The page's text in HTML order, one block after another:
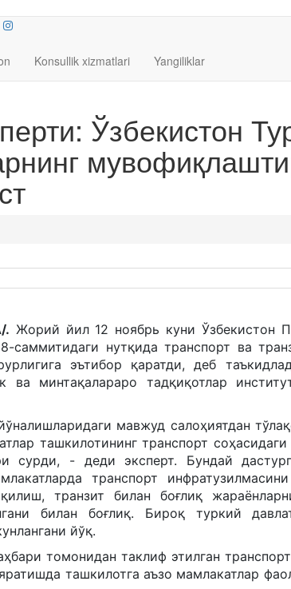
Konsullik xizmatlari Yangiliklar
Ўзбекистон
. Жорий йил 12 ноябрь куни Ўзбекистон
саммитидаги нутқида транспорт ва
эътибор қаратди, деб
ва минтақалараро тадқиқотлар
мавжуд салоҳиятдан
ташкилотининг транспорт
сурди, - деди эксперт. Бундай
транспорт
транзит билан боғлиқ
билан боғлиқ. Бироқ туркий
йўқ.
томонидан таклиф этилган
ташкилотга аъзо мамлакатлар